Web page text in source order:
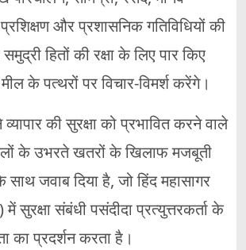
और प्रशासनिक गतिविधियों की
हितों की रक्षा के लिए पार किए
के पत्थरों पर विचार-विमर्श करेंगे।
की सुरक्षा को प्रभावित करने वाले
के उभरते खतरों के खिलाफ मजबूती
जवाब दिया है, जो हिंद महासागर
संबंधी पसंदीदा प्रत्युत्तरकर्ता के
का प्रदर्शन करता है।